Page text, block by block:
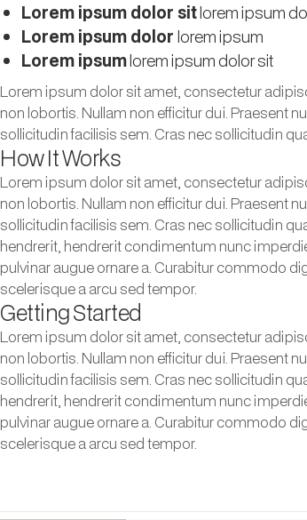
Lorem ipsum dolor sitlorem ipsum
Lorem ipsum dolorlorem ipsum
Lorem ipsumlorem ipsum dolor sit
Lorem ipsum dolor sit amet, consectetur
non lobortis. Nullam non efficitur dui. Praesent
sollicitudin facilisis sem. Cras nec sollicitudin
How It Works
Lorem ipsum dolor sit amet, consectetur
non lobortis. Nullam non efficitur dui. Praesent
sollicitudin facilisis sem. Cras nec sollicitudin
hendrerit, hendrerit condimentum nunc
pulvinar augue ornare a. Curabitur commodo
scelerisque a arcu sed tempor.
Getting Started
Lorem ipsum dolor sit amet, consectetur
non lobortis. Nullam non efficitur dui. Praesent
sollicitudin facilisis sem. Cras nec sollicitudin
hendrerit, hendrerit condimentum nunc
pulvinar augue ornare a. Curabitur commodo
scelerisque a arcu sed tempor.